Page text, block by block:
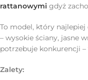
rattanowymi gdyż
To model, który najlepiej
– wysokie ściany, jasne
potrzebuje konkurencji –
Zalety: